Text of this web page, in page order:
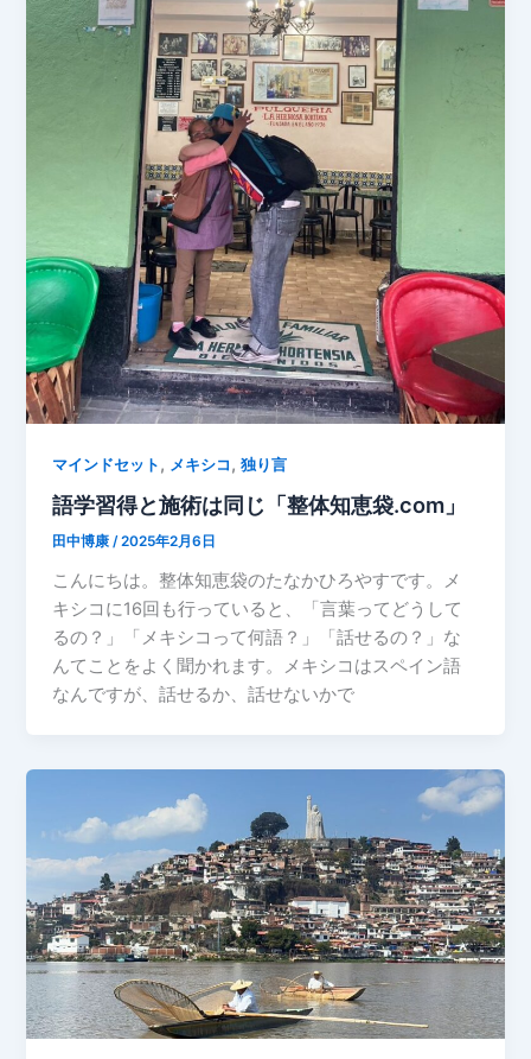
マインドセット , メキシコ ,独り言
語学習得と施術は同じ「整体知恵袋.com」
田中博康/2025年2月6日
こんにちは。整体知恵袋のたなかひろやすです。メ
キシコに16回も行っていると、「言葉ってどうして
るの？」「メキシコって何語？」「話せるの？」な
んてことをよく聞かれます。メキシコはスペイン語
なんですが、話せるか、話せないかで